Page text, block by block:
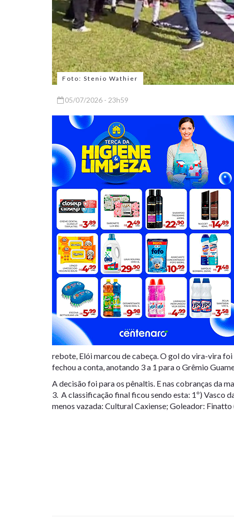
Foto: Stenio Wathier
05/07/2026 - 23h59
rebote, Elói marcou de cabeça. O gol do vira-vira
fechou a conta, anotando 3 a 1 para o Grêmio
A decisão foi para os pênaltis. E nas cobranças da
3. A classificação final ficou sendo esta: 1º) Vasco
menos vazada: Cultural Caxiense; Goleador: Finatto